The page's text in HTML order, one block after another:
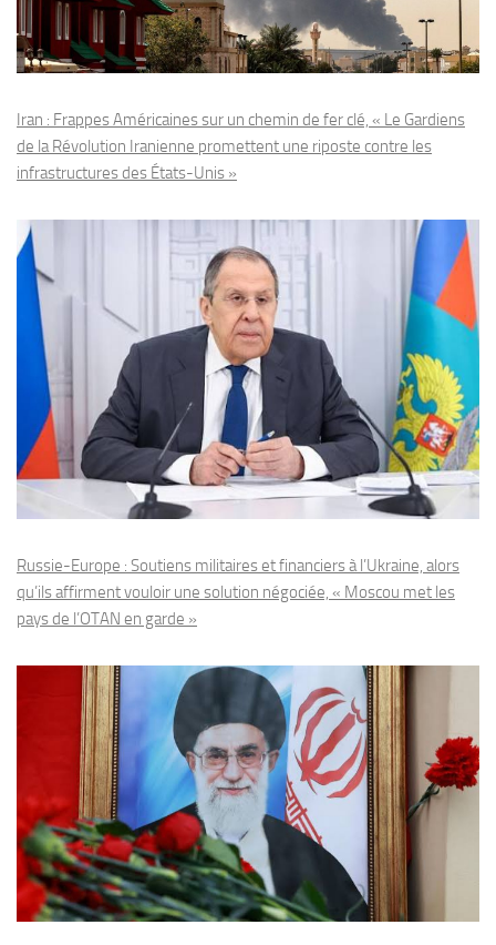
Iran : Frappes Américaines sur un chemin de fer clé, « Le Gardiens
de la Révolution Iranienne promettent une riposte contre les
infrastructures des États-Unis »
Russie-Europe : Soutiens militaires et financiers à l’Ukraine, alors
qu’ils affirment vouloir une solution négociée, « Moscou met les
pays de l’OTAN en garde »